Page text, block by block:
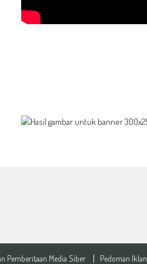
Pemberitaan Media Siber Pedoman Iklan